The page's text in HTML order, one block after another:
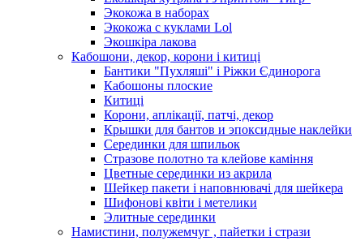
Экокожа в наборах
Экокожа с куклами Lol
Экошкiра лакова
Кабошони, декор, корони і китиці
Бантики "Пухляші" і Ріжки Єдинорога
Кабошоны плоские
Китиці
Корони, аплікації, патчі, декор
Крышки для бантов и эпоксидные наклейки
Серединки для шпильок
Стразове полотно та клейове каміння
Цветные серединки из акрила
Шейкер пакети і наповнювачі для шейкера
Шифонові квіти і метелики
Элитные серединки
Намистини, полужемчуг , пайетки і стрази